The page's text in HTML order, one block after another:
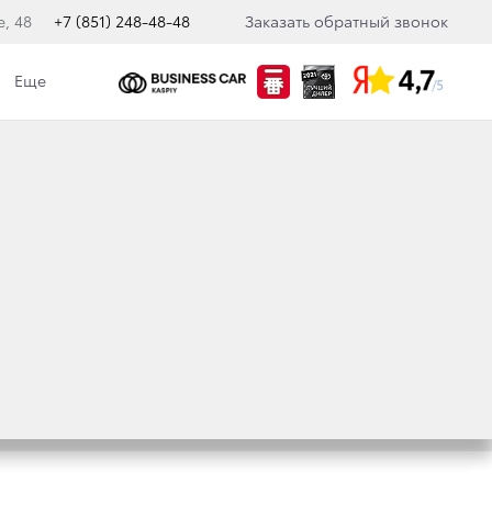
48 +7 (851) 248-48-48 Заказать обратный звонок
Еще